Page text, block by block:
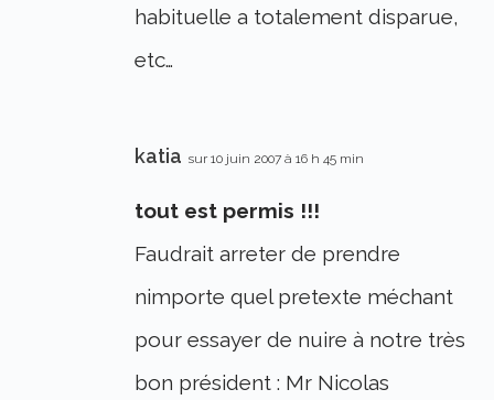
habituelle a totalement disparue,
etc…
katia sur 10 juin 2007 à 16 h 45 min
tout est permis !!!
Faudrait arreter de prendre
nimporte quel pretexte méchant
pour essayer de nuire à notre très
bon président : Mr Nicolas